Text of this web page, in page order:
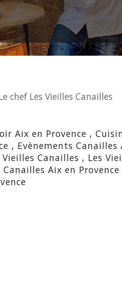
chef Les Vieilles Canailles
Aix en Provence ,
, Evènements Canailles
Vieilles Canailles , Les
Canailles Aix en Provence